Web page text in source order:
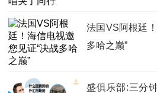
法国VS阿根廷
多哈之巅”
盛俱乐部:三分